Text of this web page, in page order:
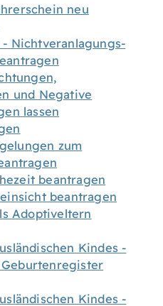
neu
Nichtveranlagungs-
und Negative
lassen
zum
beantragen
beantragen
Adoptiveltern
Kindes -
Kindes -